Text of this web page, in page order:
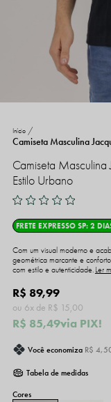
Início
Camiseta Masculina
Camiseta Masculina
Estilo Urbano
FRETE EXPRESSO SP: 2
Com um visual moderno e
geométrica marcante e
com estilo e autenticidade. Ler
R$ 85,49via PIX!
R$ 89,99
6x R$ 15,00
Você economiza R$
Tabela de medidas